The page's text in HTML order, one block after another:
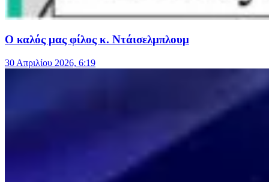
Ο καλός μας φίλος κ. Ντάισελμπλουμ
30 Απριλίου 2026, 6:19